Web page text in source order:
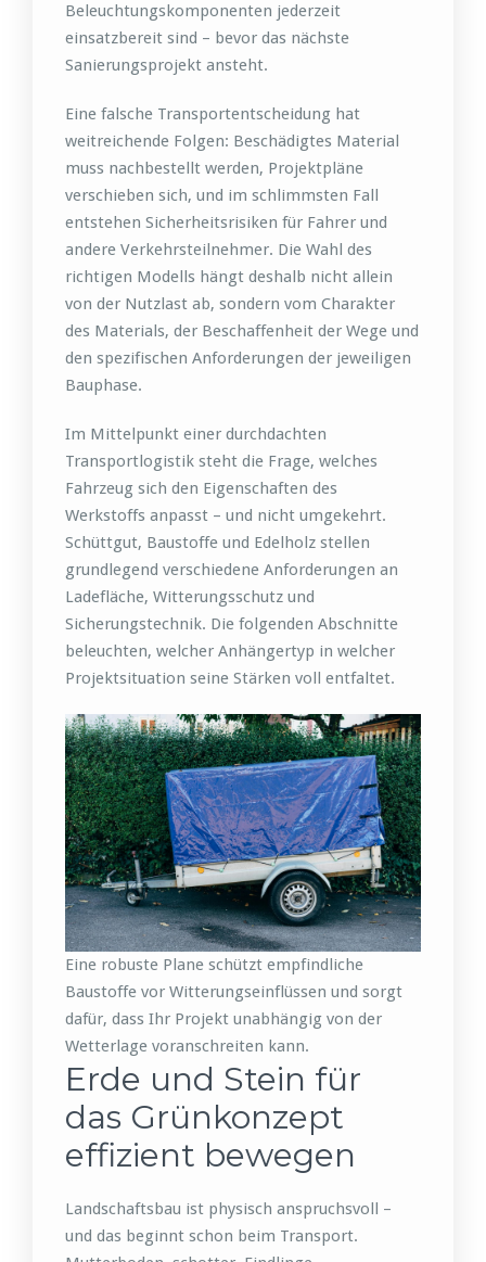
Beleuchtungskomponenten jederzeit
einsatzbereit sind – bevor das nächste
Sanierungsprojekt ansteht.
Eine falsche Transportentscheidung hat
weitreichende Folgen: Beschädigtes Material
muss nachbestellt werden, Projektpläne
verschieben sich, und im schlimmsten Fall
entstehen Sicherheitsrisiken für Fahrer und
andere Verkehrsteilnehmer. Die Wahl des
richtigen Modells hängt deshalb nicht allein
von der Nutzlast ab, sondern vom Charakter
des Materials, der Beschaffenheit der Wege und
den spezifischen Anforderungen der jeweiligen
Bauphase.
Im Mittelpunkt einer durchdachten
Transportlogistik steht die Frage, welches
Fahrzeug sich den Eigenschaften des
Werkstoffs anpasst – und nicht umgekehrt.
Schüttgut, Baustoffe und Edelholz stellen
grundlegend verschiedene Anforderungen an
Ladefläche, Witterungsschutz und
Sicherungstechnik. Die folgenden Abschnitte
beleuchten, welcher Anhängertyp in welcher
Projektsituation seine Stärken voll entfaltet.
Eine robuste Plane schützt empfindliche
Baustoffe vor Witterungseinflüssen und sorgt
dafür, dass Ihr Projekt unabhängig von der
Wetterlage voranschreiten kann.
Erde und Stein für
das Grünkonzept
effizient bewegen
Landschaftsbau ist physisch anspruchsvoll –
und das beginnt schon beim Transport.